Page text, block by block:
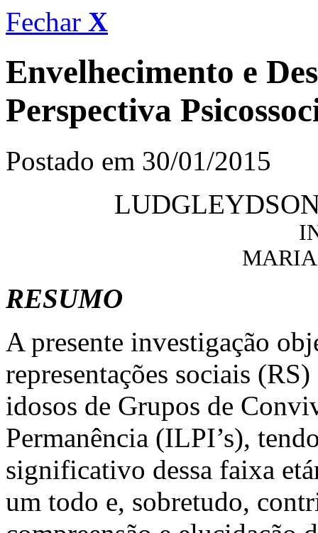
Fechar X
Envelhecimento e
Perspectiva
Postado em 30/01/2015
RESUMO
A presente investigação
representações sociais
idosos de Grupos de
Permanência (ILPI’s),
significativo dessa faixa
um todo e, sobretudo,